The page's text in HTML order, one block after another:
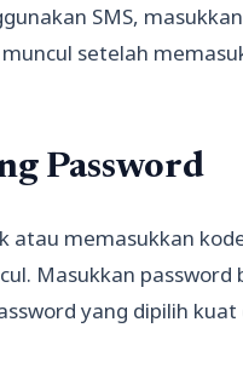
SMS,
setelah
Password
atau memasukkan
Masukkan
yang dipilih